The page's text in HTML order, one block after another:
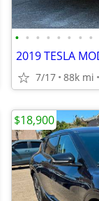
• • • • • • • •
7/17 88k mi
$18,900